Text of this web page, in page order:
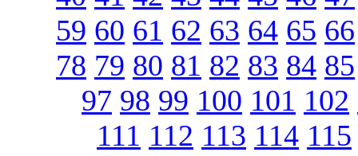
59 60 61 62 63 64 65 66
78 79 80 81 82 83 84 85
97 98 99 100 101 102
111 112 113 114 115